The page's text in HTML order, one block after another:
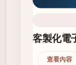
客製化電
查看內容